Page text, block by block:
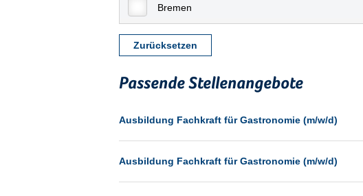
Bremen
Celle
Chemnitz
Dresden
Düsseldorf
Erfurt
Essen
Zurücksetzen
Passende Stellenangebote
Ausbildung Fachkraft für Gastronomie (m/w/d)
Ausbildung Fachkraft für Gastronomie (m/w/d)